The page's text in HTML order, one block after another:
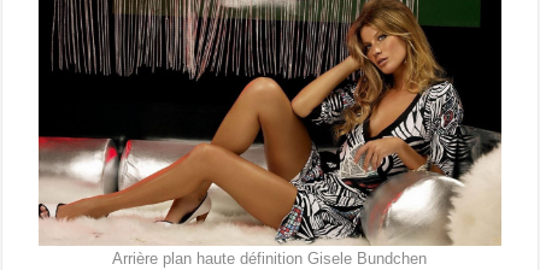
Arrière plan haute définition Gisele Bundchen